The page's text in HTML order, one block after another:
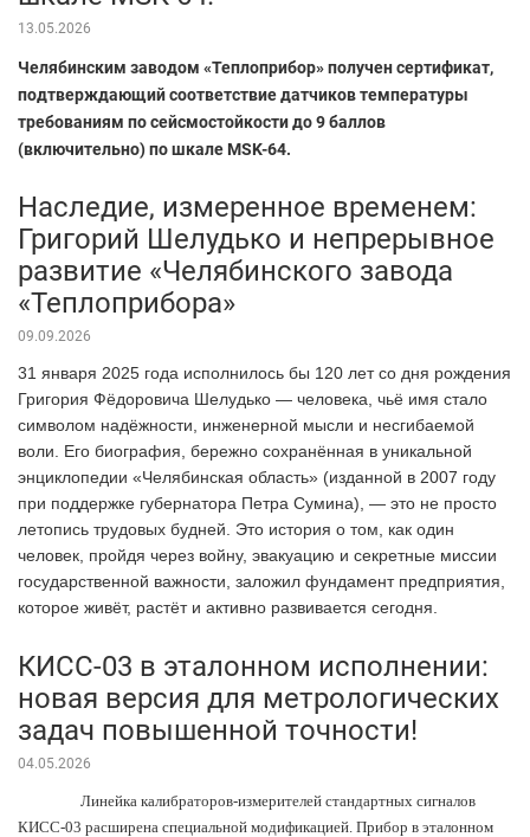
13.05.2026
Челябинским заводом «Теплоприбор» получен сертификат,
подтверждающий соответствие датчиков температуры
требованиям по сейсмостойкости до 9 баллов
(включительно) по шкале MSK-64.
Наследие, измеренное временем:
Григорий Шелудько и непрерывное
развитие «Челябинского завода
«Теплоприбора»
09.09.2026
31 января 2025 года исполнилось бы 120 лет со дня рождения
Григория Фёдоровича Шелудько — человека, чьё имя стало
символом надёжности, инженерной мысли и несгибаемой
воли. Его биография, бережно сохранённая в уникальной
энциклопедии «Челябинская область» (изданной в 2007 году
при поддержке губернатора Петра Сумина), — это не просто
летопись трудовых будней. Это история о том, как один
человек, пройдя через войну, эвакуацию и секретные миссии
государственной важности, заложил фундамент предприятия,
которое живёт, растёт и активно развивается сегодня.
КИСС-03 в эталонном исполнении:
новая версия для метрологических
задач повышенной точности!
04.05.2026
Линейка калибраторов-измерителей стандартных сигналов
КИСС-03 расширена специальной модификацией. Прибор в эталонном